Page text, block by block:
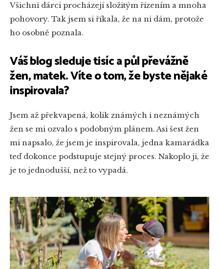
Všichni dárci procházejí složitým řízením a mnoha
pohovory. Tak jsem si říkala, že na ni dám, protože
ho osobně poznala.
Váš blog sleduje tisíc a půl převážně
žen, matek. Víte o tom, že byste nějaké
inspirovala?
Jsem až překvapená, kolik známých i neznámých
žen se mi ozvalo s podobným plánem. Asi šest žen
mi napsalo, že jsem je inspirovala, jedna kamarádka
teď dokonce podstupuje stejný proces. Nakoplo ji, že
je to jednodušší, než to vypadá.